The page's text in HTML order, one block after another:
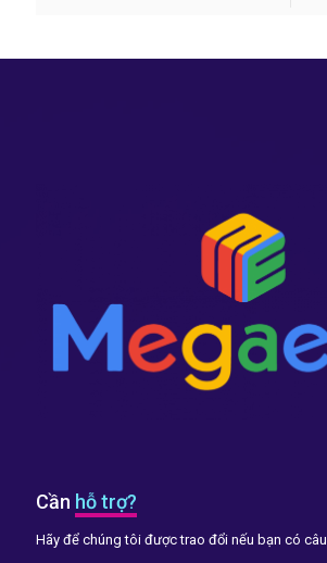
Cần hỗ trợ?
Hãy để chúng tôi được trao đổi nếu bạn có